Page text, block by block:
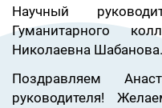
Научный
Гуманитарного
Николаевна Шабанова.
Поздравляем
руководителя!